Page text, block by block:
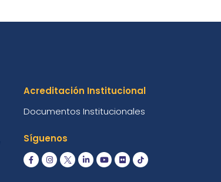
Acreditación Institucional
Documentos Institucionales
Síguenos